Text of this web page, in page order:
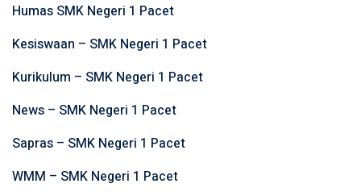
Humas SMK Negeri 1 Pacet
Kesiswaan – SMK Negeri 1 Pacet
Kurikulum – SMK Negeri 1 Pacet
News – SMK Negeri 1 Pacet
Sapras – SMK Negeri 1 Pacet
WMM – SMK Negeri 1 Pacet